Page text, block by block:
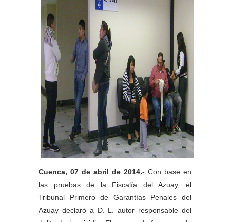
Cuenca, 07 de abril de 2014.- Con base en
las pruebas de la Fiscalía del Azuay, el
Tribunal Primero de Garantías Penales del
Azuay declaró a D. L. autor responsable del